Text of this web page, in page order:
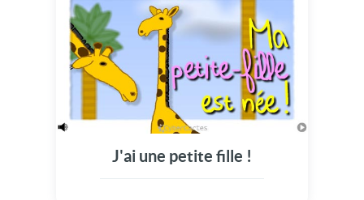
J'ai une petite fille !